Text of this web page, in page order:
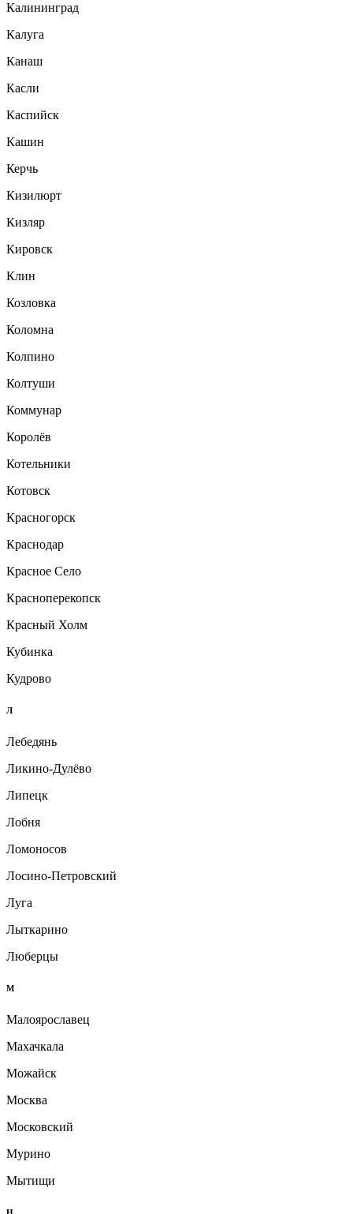
Калининград
Калуга
Канаш
Касли
Каспийск
Кашин
Керчь
Кизилюрт
Кизляр
Кировск
Клин
Козловка
Коломна
Колпино
Колтуши
Коммунар
Королёв
Котельники
Котовск
Красногорск
Краснодар
Красное Село
Красноперекопск
Красный Холм
Кубинка
Кудрово
Л
Лебедянь
Ликино-Дулёво
Липецк
Лобня
Ломоносов
Лосино-Петровский
Луга
Лыткарино
Люберцы
М
Малоярославец
Махачкала
Можайск
Москва
Московский
Мурино
Мытищи